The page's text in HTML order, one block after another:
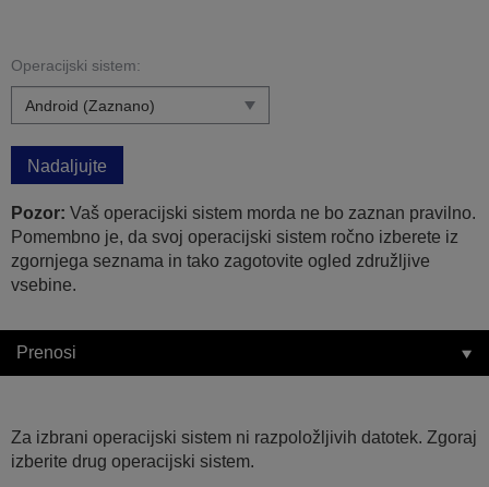
Operacijski sistem:
Nadaljujte
Pozor: Vaš operacijski sistem morda ne bo zaznan pravilno.
Pomembno je, da svoj operacijski sistem ročno izberete iz
zgornjega seznama in tako zagotovite ogled združljive
vsebine.
Prenosi
Za izbrani operacijski sistem ni razpoložljivih datotek. Zgoraj
izberite drug operacijski sistem.